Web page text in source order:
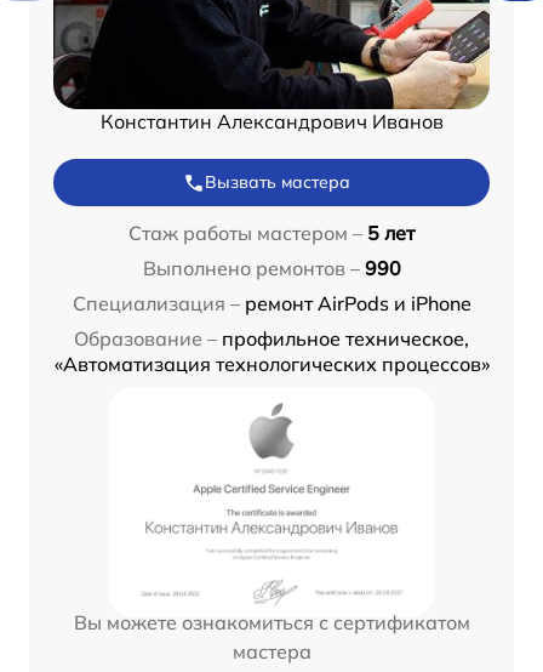
Константин Александрович Иванов
Вызвать мастера
Стаж работы мастером – 5 лет
Выполнено ремонтов – 990
Специализация – ремонт AirPods и iPhone
Образование – профильное техническое,
«Автоматизация технологических процессов»
Вы можете ознакомиться с сертификатом
мастера